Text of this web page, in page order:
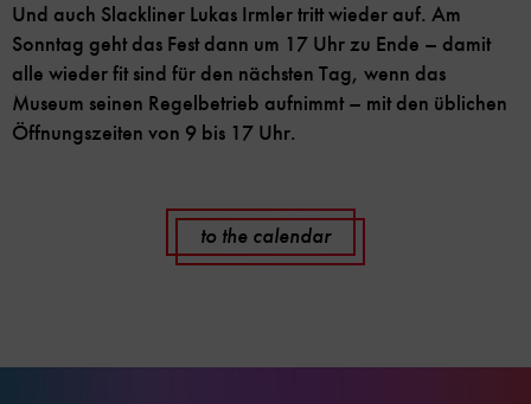
Und auch Slackliner Lukas Irmler tritt wieder auf. Am
Sonntag geht das Fest dann um 17 Uhr zu Ende – damit
alle wieder fit sind für den nächsten Tag, wenn das
Museum seinen Regelbetrieb aufnimmt – mit den üblichen
Öffnungszeiten von 9 bis 17 Uhr.
to the calendar